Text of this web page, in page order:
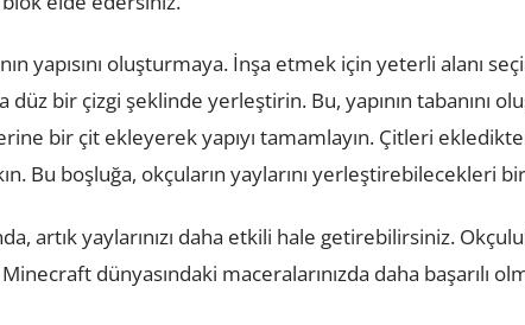
yapısını oluşturmaya. İnşa etmek için yeterli alanı
düz bir çizgi şeklinde yerleştirin. Bu, yapının tabanını
bir çit ekleyerek yapıyı tamamlayın. Çitleri
Bu boşluğa, okçuların yaylarını yerleştirebilecekleri
artık yaylarınızı daha etkili hale getirebilirsiniz.
dünyasındaki maceralarınızda daha başarılı